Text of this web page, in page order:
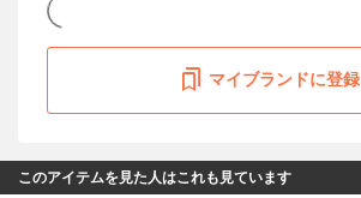
マイブランドに登録
このアイテムを見た人はこれも見ています